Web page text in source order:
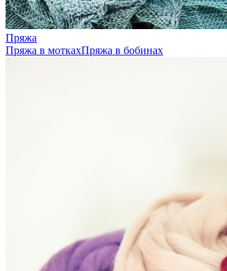
Пряжа
Пряжа в моткахПряжа в бобинах